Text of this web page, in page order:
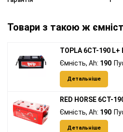
Товари з такою ж
TOPLA 6СТ-190 L+
Ємність, Ah: 190
Детальніше
RED HORSE 6СТ-
Ємність, Ah: 190
Детальніше